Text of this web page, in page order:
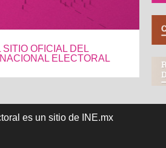
OFICIAL DEL
ELECTORAL
es un sitio de INE.mx